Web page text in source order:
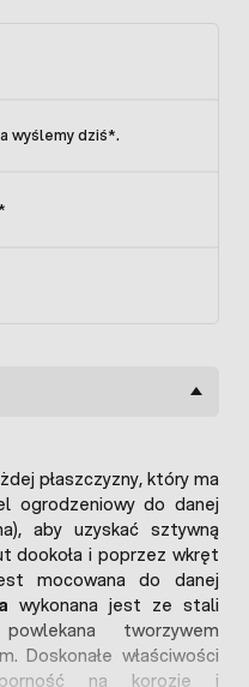
wyślemy dziś*.
*
płaszczyzny, który ma
ogrodzeniowy do danej
aby uzyskać sztywną
dookoła i poprzez wkręt
mocowana do danej
wykonana jest ze stali
tworzywem
Doskonałe właściwości
na korozję i